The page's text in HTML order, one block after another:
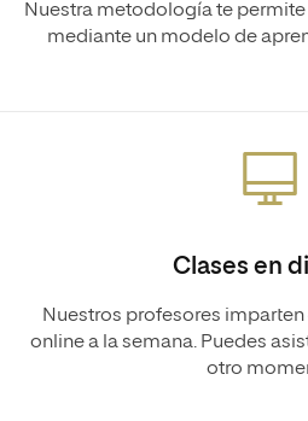
Nuestra metodología te
mediante un modelo de
Clases en
Nuestros profesores
online a la semana. Puedes
otro